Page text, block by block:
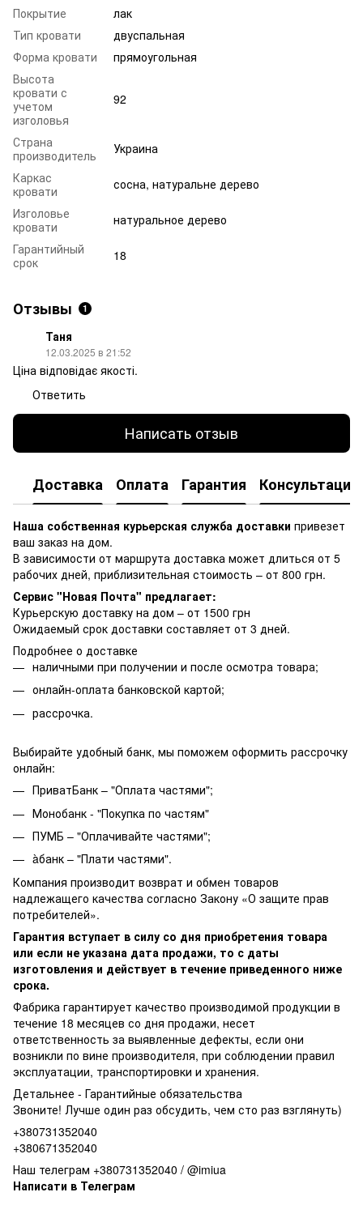
Покрытие
лак
Тип кровати
двуспальная
Форма кровати
прямоугольная
Высота
кровати с
учетом
изголовья
92
Страна
производитель
Украина
Каркас
кровати
сосна, натуральне дерево
Изголовье
кровати
натуральное дерево
Гарантийный
срок
18
Отзывы 1
Таня
12.03.2025 в 21:52
Ціна відповідає якості.
Ответить
Написать отзыв
Доставка Оплата Гарантия Консультация
Наша собственная курьерская служба доставки привезет
ваш заказ на дом.
В зависимости от маршрута доставка может длиться от 5
рабочих дней, приблизительная стоимость – от 800 грн.
Сервис "Новая Почта" предлагает:
Курьерскую доставку на дом – от 1500 грн
Ожидаемый срок доставки составляет от 3 дней.
Подробнее о доставке
наличными при получении и после осмотра товара;
онлайн-оплата банковской картой;
рассрочка.
Выбирайте удобный банк, мы поможем оформить рассрочку
онлайн:
ПриватБанк – "Оплата частями";
Монобанк - "Покупка по частям"
ПУМБ – "Оплачивайте частями";
àбанк – "Плати частями".
Компания производит возврат и обмен товаров
надлежащего качества согласно Закону «О защите прав
потребителей».
Гарантия вступает в силу со дня приобретения товара
или если не указана дата продажи, то с даты
изготовления и действует в течение приведенного ниже
срока.
Фабрика гарантирует качество производимой продукции в
течение 18 месяцев со дня продажи, несет
ответственность за выявленные дефекты, если они
возникли по вине производителя, при соблюдении правил
эксплуатации, транспортировки и хранения.
Детальнее - Гарантийные обязательства
Звоните! Лучше один раз обсудить, чем сто раз взглянуть)
+380731352040
+380671352040
Наш телеграм +380731352040 / @imiua
Написати в Телеграм